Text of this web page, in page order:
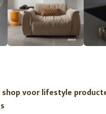
shop voor lifestyle